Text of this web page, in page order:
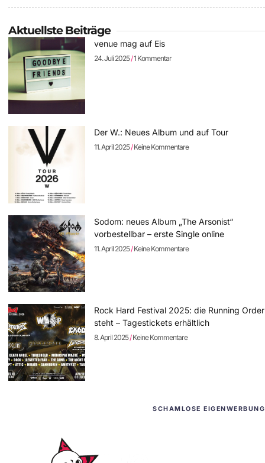
Aktuellste Beiträge
venue mag auf Eis
24. Juli 2025 1 Kommentar
Der W.: Neues Album und auf Tour
11. April 2025 Keine Kommentare
Sodom: neues Album „The Arsonist“
vorbestellbar – erste Single online
11. April 2025 Keine Kommentare
Rock Hard Festival 2025: die Running Order
steht – Tagestickets erhältlich
8. April 2025 Keine Kommentare
SCHAMLOSE EIGENWERBUNG